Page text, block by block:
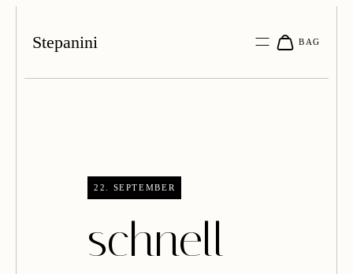
Stepanini
22. SEPTEMBER
schnell